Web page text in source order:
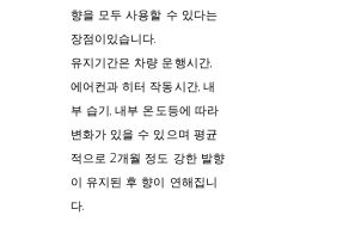
향을 모두 사용할 수 있다는
장점이있습니다.
유지기간은 차량 운행시간,
에어컨과 히터 작동시간, 내
부 습기, 내부 온도등에 따라
변화가 있을 수 있으며 평균
적으로 2개월 정도 강한 발향
이 유지된 후 향이 연해집니
다.